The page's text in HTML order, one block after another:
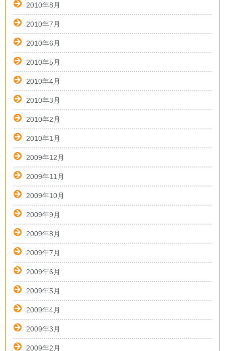
2010年8月
2010年7月
2010年6月
2010年5月
2010年4月
2010年3月
2010年2月
2010年1月
2009年12月
2009年11月
2009年10月
2009年9月
2009年8月
2009年7月
2009年6月
2009年5月
2009年4月
2009年3月
2009年2月